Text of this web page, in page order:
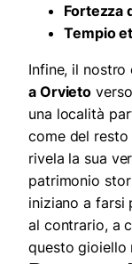
Fortezza
Tempio
Infine, il nostro
a Orvieto
una località
come del
rivela la sua
patrimonio
iniziano a farsi
al contrario, a
questo gioiello